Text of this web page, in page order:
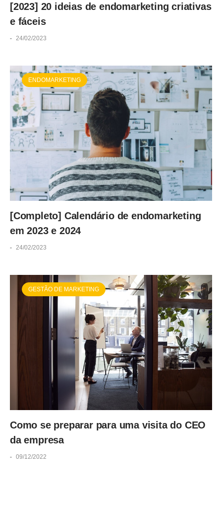
[2023] 20 ideias de endomarketing criativas
e fáceis
- 24/02/2023
ENDOMARKETING
[Completo] Calendário de endomarketing
em 2023 e 2024
- 24/02/2023
GESTÃO DE MARKETING
Como se preparar para uma visita do CEO
da empresa
- 09/12/2022